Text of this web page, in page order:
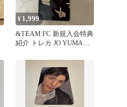
¥ 1,999
&TEAM FC 新規入会特典
紹介 トレカ JO YUMA